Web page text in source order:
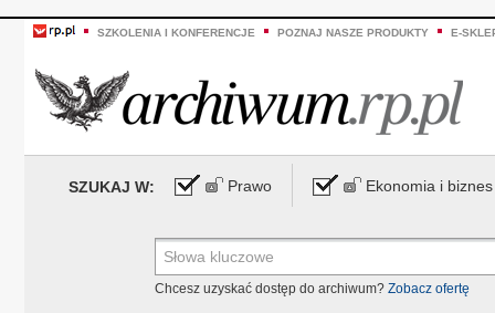
SZKOLENIA I KONFERENCJE POZNAJ NASZE PRODUKTY E-
SZUKAJ W: Prawo Ekonomia i biznes
Chcesz uzyskać dostęp do archiwum? Zobacz ofertę